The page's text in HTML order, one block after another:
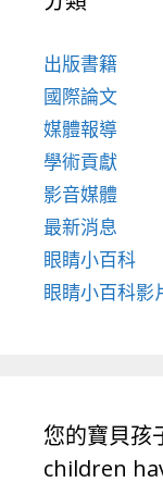
出版書籍
國際論文
媒體報導
學術貢獻
影音媒體
最新消息
眼睛小百科
眼睛小百科影
您的寶貝孩
children